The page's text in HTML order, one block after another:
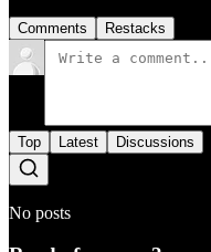
Comments Restacks
Top Latest Discussions
No posts